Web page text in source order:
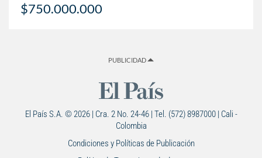
$750.000.000
PUBLICIDAD
El País S.A. © 2026 | Cra. 2 No. 24-46 | Tel. (572) 8987000 | Cali -
Colombia
Condiciones y Políticas de Publicación